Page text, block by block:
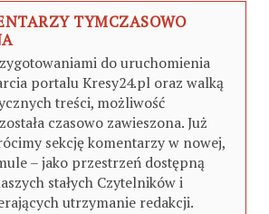
TYMCZASOWO
do uruchomienia
portalu Kresy24.pl oraz walką
treści, możliwość
czasowo zawieszona. Już
sekcję komentarzy w nowej,
– jako przestrzeń dostępną
stałych Czytelników i
utrzymanie redakcji.